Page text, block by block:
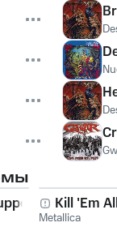
Kill 'Em
Metallica